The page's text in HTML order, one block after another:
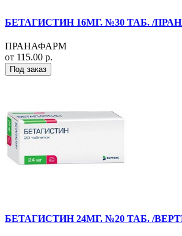
БЕТАГИСТИН 16МГ. №30 ТАБ. /
ПРАНАФАРМ
от 115.00 р.
Под заказ
БЕТАГИСТИН 24МГ. №20 ТАБ. /